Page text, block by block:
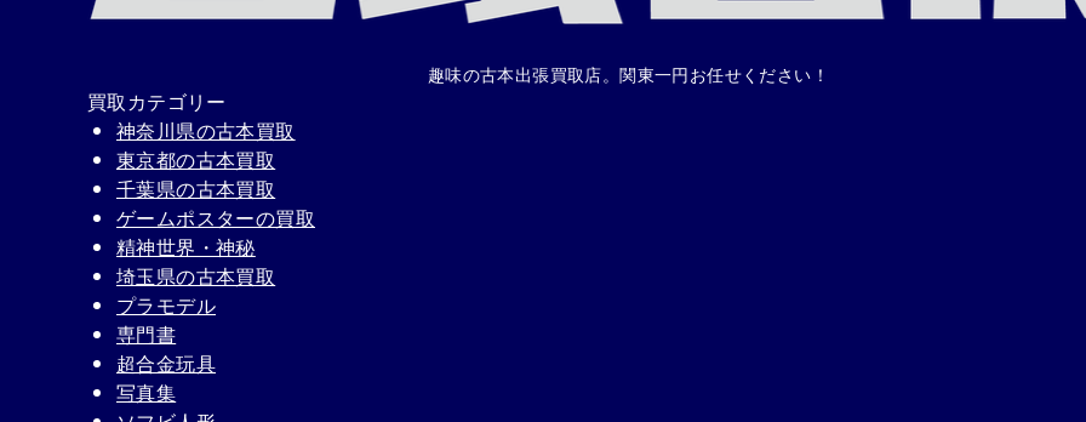
趣味の古本出張買取店。関東一円お任せください！
買取カテゴリー
神奈川県の古本買取
東京都の古本買取
千葉県の古本買取
ゲームポスターの買取
精神世界・神秘
埼玉県の古本買取
プラモデル
専門書
超合金玩具
写真集